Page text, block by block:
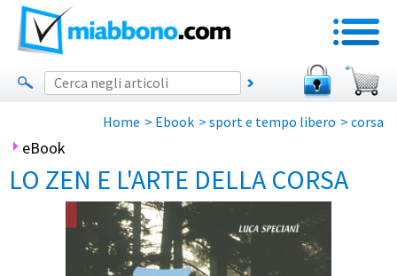
Home > Ebook > sport e tempo libero > corsa
eBook
LO ZEN E L'ARTE DELLA CORSA